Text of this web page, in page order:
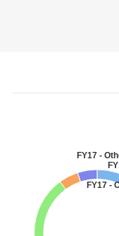
FY17 -
FY17 -